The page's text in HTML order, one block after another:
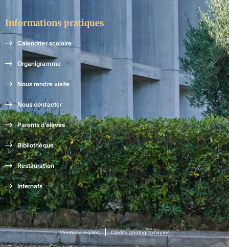
Informations pratiques
Calendrier scolaire
Organigramme
Nous rendre visite
Nous contacter
Parents d’élèves
Bibliothèque
Restauration
Internats
Mentions légales Crédits photographiques